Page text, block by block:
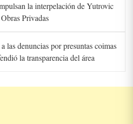
la interpelación de Yutrovic
Privadas
las denuncias por presuntas coimas
la transparencia del área